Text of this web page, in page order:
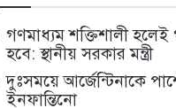
গণমাধ্যম শক্তিশালী হলেই
হবে: স্থানীয় সরকার মন্ত্রী
দুঃসময়ে আর্জেন্টিনাকে
ইনফান্তিনো